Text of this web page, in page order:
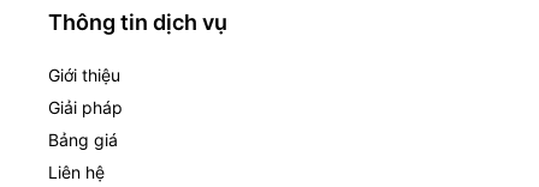
Thông tin dịch vụ
Giới thiệu
Giải pháp
Bảng giá
Liên hệ